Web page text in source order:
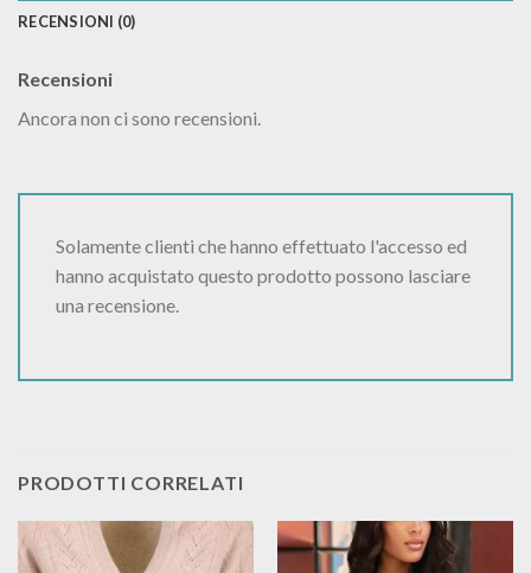
RECENSIONI (0)
Recensioni
Ancora non ci sono recensioni.
Solamente clienti che hanno effettuato l'accesso ed
hanno acquistato questo prodotto possono lasciare
una recensione.
PRODOTTI CORRELATI